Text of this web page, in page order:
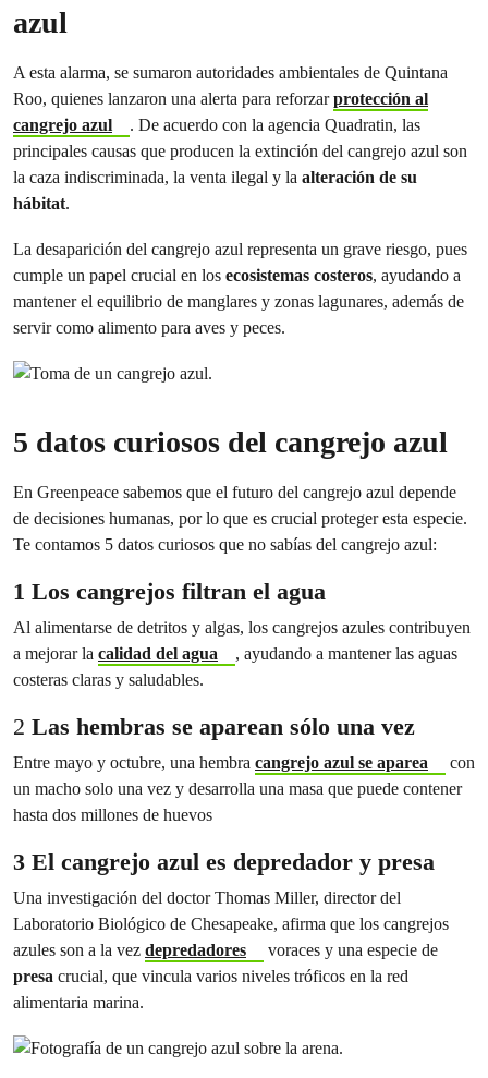
azul
A esta alarma, se sumaron autoridades ambientales de Quintana
Roo, quienes lanzaron una alerta para reforzarprotección al
cangrejo azul
. De acuerdo con la agencia Quadratin, las
principales causas que producen la extinción del cangrejo azul son
la caza indiscriminada, la venta ilegal y la alteración de su
hábitat.
La desaparición del cangrejo azul representa un grave riesgo, pues
cumple un papel crucial en los ecosistemas costeros, ayudando a
mantener el equilibrio de manglares y zonas lagunares, además de
servir como alimento para aves y peces.
5 datos curiosos del cangrejo azul
En Greenpeace sabemos que el futuro del cangrejo azul depende
de decisiones humanas, por lo que es crucial proteger esta especie.
Te contamos 5 datos curiosos que no sabías del cangrejo azul:
1 Los cangrejos filtran el agua
Al alimentarse de detritos y algas, los cangrejos azules contribuyen
a mejorar la calidad del agua
, ayudando a mantener las aguas
costeras claras y saludables.
2 Las hembras se aparean sólo una vez
Entre mayo y octubre, una hembra cangrejo azul se aparea
con
un macho solo una vez y desarrolla una masa que puede contener
hasta dos millones de huevos
3 El cangrejo azul es depredador y presa
Una investigación del doctor Thomas Miller, director del
Laboratorio Biológico de Chesapeake, afirma que los cangrejos
azules son a la vez depredadores
voraces y una especie de
presa crucial, que vincula varios niveles tróficos en la red
alimentaria marina.